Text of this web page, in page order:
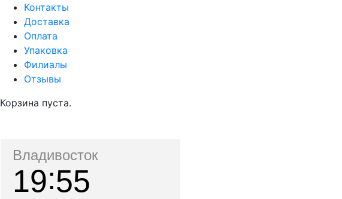
Контакты
Доставка
Оплата
Упаковка
Филиалы
Отзывы
Корзина пуста.
Владивосток
19 55